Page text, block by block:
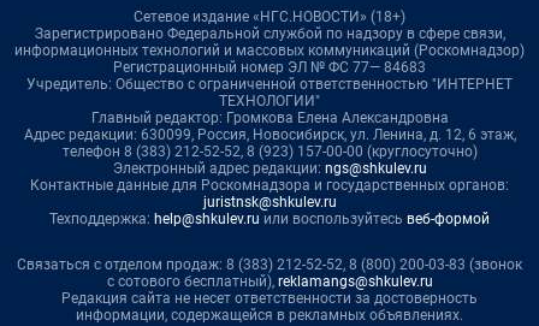
Сетевое издание «НГС.НОВОСТИ» (18+)
Зарегистрировано Федеральной службой по надзору в сфере связи,
информационных технологий и массовых коммуникаций (Роскомнадзор)
Регистрационный номер ЭЛ № ФС 77— 84683
Учредитель: Общество с ограниченной ответственностью "ИНТЕРНЕТ
ТЕХНОЛОГИИ"
Главный редактор: Громкова Елена Александровна
Адрес редакции: 630099, Россия, Новосибирск, ул. Ленина, д. 12, 6 этаж,
телефон 8 (383) 212-52-52, 8 (923) 157-00-00 (круглосуточно)
Электронный адрес редакции: ngs@shkulev.ru
Контактные данные для Роскомнадзора и государственных органов:
juristnsk@shkulev.ru
Техподдержка: help@shkulev.ru или воспользуйтесь веб-формой
Связаться с отделом продаж: 8 (383) 212-52-52, 8 (800) 200-03-83 (звонок
с сотового бесплатный), reklamangs@shkulev.ru
Редакция сайта не несет ответственности за достоверность
информации, содержащейся в рекламных объявлениях.